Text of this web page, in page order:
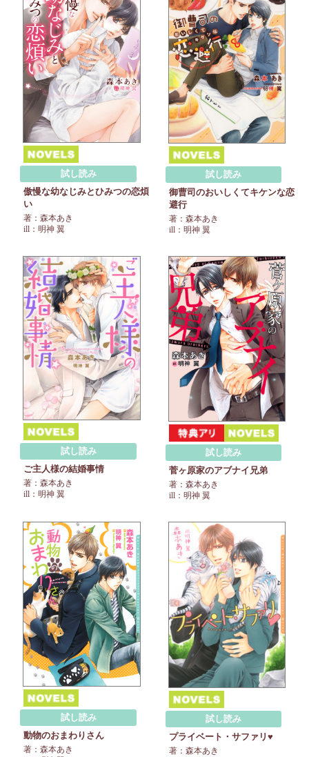
試し読み
傲慢な幼なじみとひみつの恋煩
い
著：森本あき
ill：明神 翼
試し読み
御曹司のおいしくてキケンな恋
避行
著：森本あき
ill：明神 翼
試し読み
ご主人様の結婚事情
著：森本あき
ill：明神 翼
試し読み
菅ヶ原家のアブナイ兄弟
著：森本あき
ill：明神 翼
試し読み
動物のおまわりさん
著：森本あき
試し読み
プライベート・サファリ♥
著：森本あき